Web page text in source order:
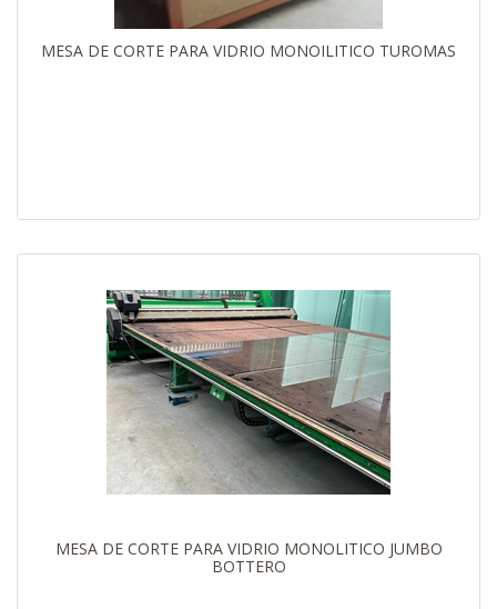
MESA DE CORTE PARA VIDRIO MONOILITICO TUROMAS
MESA DE CORTE PARA VIDRIO MONOLITICO JUMBO
BOTTERO